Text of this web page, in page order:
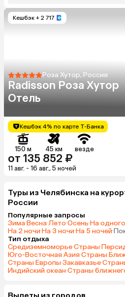
Кешбэк + 2 717
Роза Хутор, Россия
Radisson Роза Хутор
Отель
Кешбэк 4% по карте Т-Банка
150 м 45 км везде
от 135 852 ₽
11 авг. - 16 авг., 5 ночей
Туры из Челябинска на
России
Популярные запросы
Зима·Весна·Лето·Осень·На одного
На 2 ночи·На 3 ночи·На 5 ночей·
Тип отдыха
Средиземноморье·Страны
Юго-Восточная Азия·Страны
Страны Европы·Закавказье·
Индийский океан·Страны